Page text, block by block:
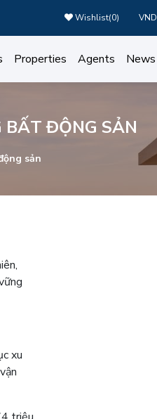
Wishlist(0) VND
Properties Agents News
ĐỘNG SẢN
sản
xu